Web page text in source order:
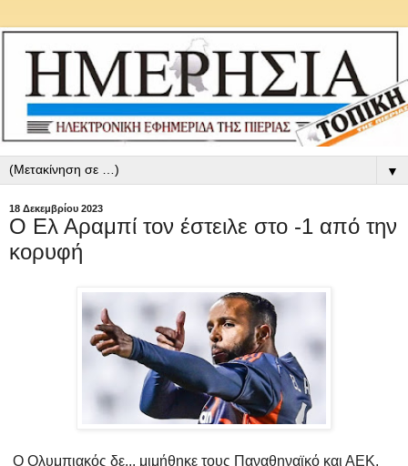
▼
18 Δεκεμβρίου 2023
Ο Ελ Αραμπί τον έστειλε στο -1 από την
κορυφή
Ο Ολυμπιακός δε... μιμήθηκε τους Παναθηναϊκό και ΑΕΚ,